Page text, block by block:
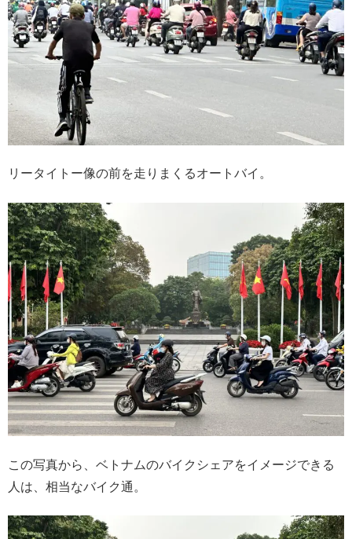
リータイトー像の前を走りまくるオートバイ。
この写真から、ベトナムのバイクシェアをイメージできる
人は、相当なバイク通。